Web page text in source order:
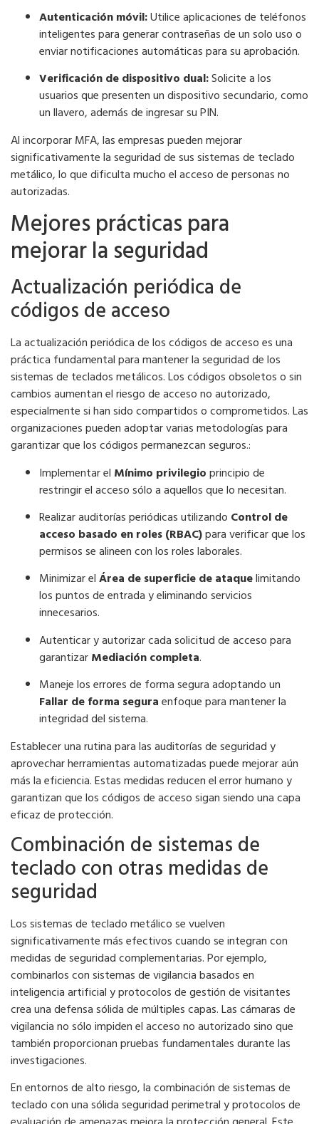
Autenticación móvil:Utilice aplicaciones de teléfonos
inteligentes para generar contraseñas de un solo uso o
enviar notificaciones automáticas para su aprobación.
Verificación de dispositivo dual:Solicite a los
usuarios que presenten un dispositivo secundario, como
un llavero, además de ingresar su PIN.
Al incorporar MFA, las empresas pueden mejorar
significativamente la seguridad de sus sistemas de teclado
metálico, lo que dificulta mucho el acceso de personas no
autorizadas.
Mejores prácticas para
mejorar la seguridad
Actualización periódica de
códigos de acceso
La actualización periódica de los códigos de acceso es una
práctica fundamental para mantener la seguridad de los
sistemas de teclados metálicos. Los códigos obsoletos o sin
cambios aumentan el riesgo de acceso no autorizado,
especialmente si han sido compartidos o comprometidos. Las
organizaciones pueden adoptar varias metodologías para
garantizar que los códigos permanezcan seguros.:
Implementar el Mínimo privilegioprincipio de
restringir el acceso sólo a aquellos que lo necesitan.
Realizar auditorías periódicas utilizando Control de
acceso basado en roles (RBAC)para verificar que los
permisos se alineen con los roles laborales.
Minimizar elÁrea de superficie de ataquelimitando
los puntos de entrada y eliminando servicios
innecesarios.
Autenticar y autorizar cada solicitud de acceso para
garantizarMediación completa.
Maneje los errores de forma segura adoptando un
Fallar de forma seguraenfoque para mantener la
integridad del sistema.
Establecer una rutina para las auditorías de seguridad y
aprovechar herramientas automatizadas puede mejorar aún
más la eficiencia. Estas medidas reducen el error humano y
garantizan que los códigos de acceso sigan siendo una capa
eficaz de protección.
Combinación de sistemas de
teclado con otras medidas de
seguridad
Los sistemas de teclado metálico se vuelven
significativamente más efectivos cuando se integran con
medidas de seguridad complementarias. Por ejemplo,
combinarlos con sistemas de vigilancia basados ​​en
inteligencia artificial y protocolos de gestión de visitantes
crea una defensa sólida de múltiples capas. Las cámaras de
vigilancia no sólo impiden el acceso no autorizado sino que
también proporcionan pruebas fundamentales durante las
investigaciones.
En entornos de alto riesgo, la combinación de sistemas de
teclado con una sólida seguridad perimetral y protocolos de